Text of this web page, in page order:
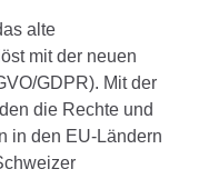
alte
mit der neuen
GDPR). Mit der
die Rechte und
in den EU-Ländern